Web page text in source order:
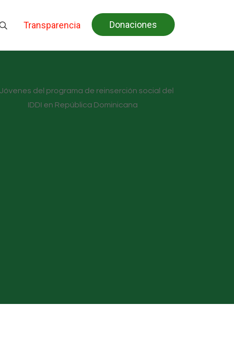
Transparencia Donaciones